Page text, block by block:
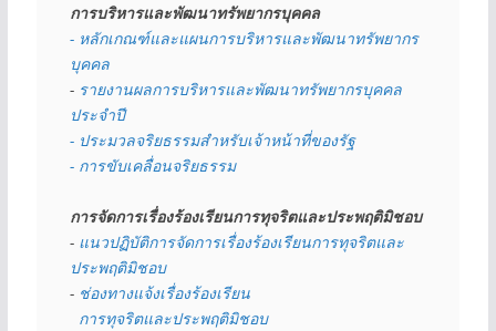
การบริหารและพัฒนาทรัพยากรบุคคล
- หลักเกณฑ์และแผนการบริหารและพัฒนาทรัพยากร
บุคคล
- รายงานผลการบริหารและพัฒนาทรัพยากรบุคคล
ประจำปี
- ประมวลจริยธรรมสำหรับเจ้าหน้าที่ของรัฐ
- การขับเคลื่อนจริยธรรม
การจัดการเรื่องร้องเรียนการทุจริตและประพฤติมิชอบ
- แนวปฏิบัติการจัดการเรื่องร้องเรียนการทุจริตและ
ประพฤติมิชอบ
- ช่องทางแจ้งเรื่องร้องเรียน
  การทุจริตและประพฤติมิชอบ